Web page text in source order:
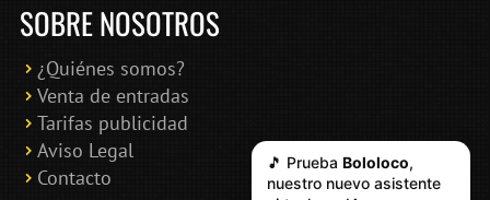
SOBRE NOSOTROS
¿Quiénes somos?
Venta de entradas
Tarifas publicidad
Aviso Legal
Contacto
🎵 Prueba Bololoco,
nuestro nuevo asistente